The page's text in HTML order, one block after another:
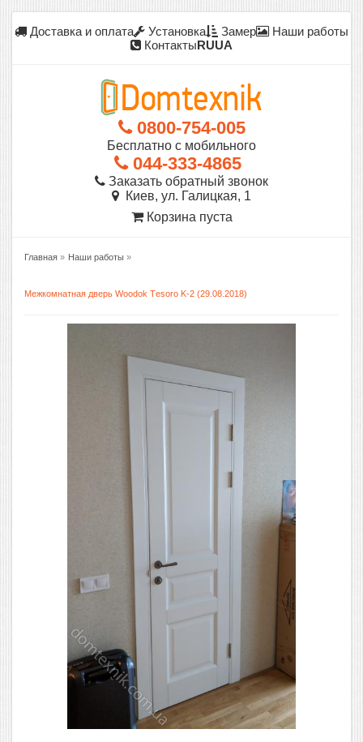
Доставка и оплата Установка Замер
Наши работы
КонтактыRUUA
0800-754-005
Бесплатно с мобильного
044-333-4865
Заказать обратный звонок
Киев, ул. Галицкая, 1
Корзина пуста
Главная » Наши работы »
Межкомнатная дверь Woodok Тesoro K-2 (29.08.2018)